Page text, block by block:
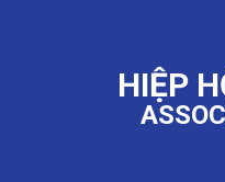
HIỆP